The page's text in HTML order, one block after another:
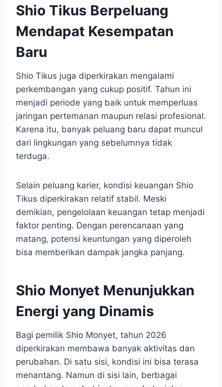
Shio Tikus Berpeluang
Mendapat Kesempatan
Baru
Shio Tikus juga diperkirakan mengalami
perkembangan yang cukup positif. Tahun ini
menjadi periode yang baik untuk memperluas
jaringan pertemanan maupun relasi profesional.
Karena itu, banyak peluang baru dapat muncul
dari lingkungan yang sebelumnya tidak
terduga.
Selain peluang karier, kondisi keuangan Shio
Tikus diperkirakan relatif stabil. Meski
demikian, pengelolaan keuangan tetap menjadi
faktor penting. Dengan perencanaan yang
matang, potensi keuntungan yang diperoleh
bisa memberikan dampak jangka panjang.
Shio Monyet Menunjukkan
Energi yang Dinamis
Bagi pemilik Shio Monyet, tahun 2026
diperkirakan membawa banyak aktivitas dan
perubahan. Di satu sisi, kondisi ini bisa terasa
menantang. Namun di sisi lain, berbagai